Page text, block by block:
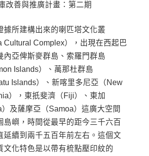
改善與推廣計畫：第二期
據所建構出來的喇匹塔文化叢
Cultural Complex），出現在西起巴
內亞俾斯麥群島、索羅門群島
Islands）、萬那杜群島
Islands）、新喀里多尼亞（New
），東扺斐濟（Fiji）、東加
）及薩摩亞（Samoa）這廣大空間
島嶼，時間從最早的距今三千六百
延續到兩千五百年前左右。這個文
文化特色是以帶有梳點壓印紋的